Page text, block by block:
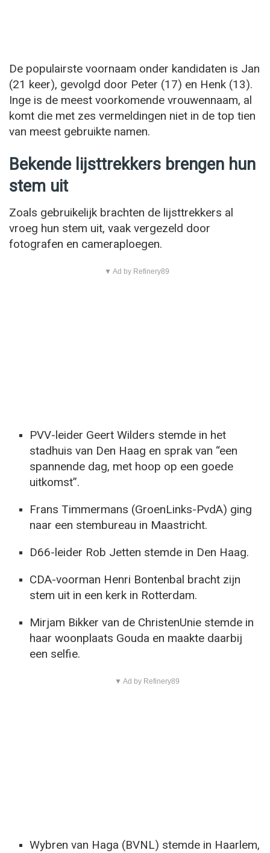
De populairste voornaam onder kandidaten is Jan
(21 keer), gevolgd door Peter (17) en Henk (13).
Inge is de meest voorkomende vrouwennaam, al
komt die met zes vermeldingen niet in de top tien
van meest gebruikte namen.
Bekende lijsttrekkers brengen hun
stem uit
Zoals gebruikelijk brachten de lijsttrekkers al
vroeg hun stem uit, vaak vergezeld door
fotografen en cameraploegen.
▼ Ad by Refinery89
PVV-leider Geert Wilders stemde in het
stadhuis van Den Haag en sprak van “een
spannende dag, met hoop op een goede
uitkomst”.
Frans Timmermans (GroenLinks-PvdA) ging
naar een stembureau in Maastricht.
D66-leider Rob Jetten stemde in Den Haag.
CDA-voorman Henri Bontenbal bracht zijn
stem uit in een kerk in Rotterdam.
Mirjam Bikker van de ChristenUnie stemde in
haar woonplaats Gouda en maakte daarbij
een selfie.
▼ Ad by Refinery89
Wybren van Haga (BVNL) stemde in Haarlem,